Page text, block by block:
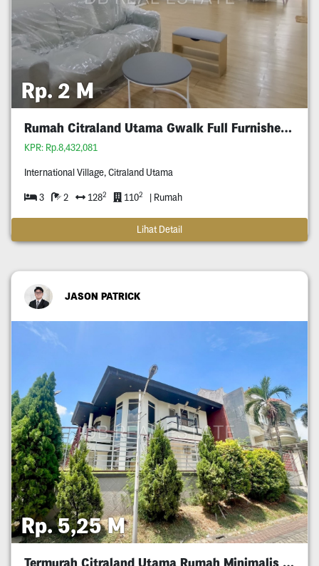
Rp. 2 M
Rumah Citraland Utama Gwalk Full Furnished Murah
KPR: Rp.8,432,081
International Village, Citraland Utama
3 2 1282 1102 | Rumah
Lihat Detail
JASON PATRICK
Rp. 5,25 M